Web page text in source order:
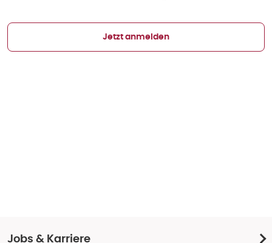
Jetzt anmelden
Jobs & Karriere